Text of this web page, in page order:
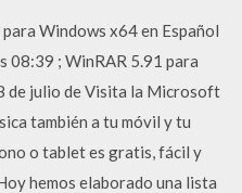
Windows x64 en Español
08:39 ; WinRAR 5.91 para
de julio de Visita la Microsoft
también a tu móvil y tu
o tablet es gratis, fácil y
hemos elaborado una lista